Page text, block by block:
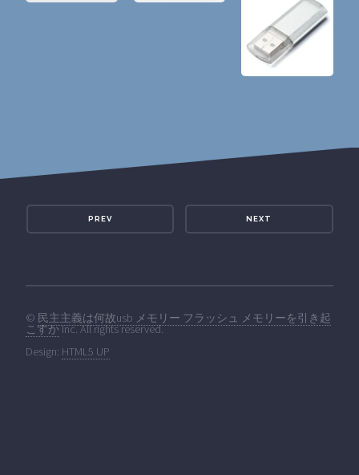
PREV NEXT
© 民主主義は何故usb メモリー フラッシュ メモリーを引き起
こすかInc. All rights reserved.
Design: HTML5 UP